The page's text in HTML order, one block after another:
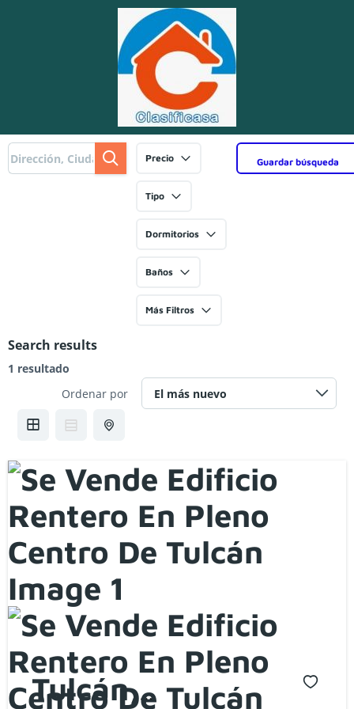
Guardar búsqueda
Precio
Tipo
Dormitorios
Baños
Más Filtros
Search results
1 resultado
Ordenar por
Tulcán,